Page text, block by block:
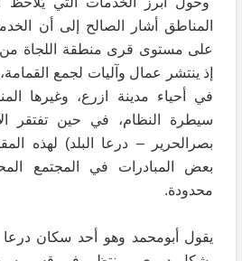
المناطق أشار الصالح إلى أن
على مستوى قرى منطقة اللجاة من
إذ ينتشر عمال وآليات لجمع
في أحياء مدينة ازرع، وغيرها
سيطرة النظام، في حين تفتقر
بصرالحرير – درعا البلد) لهذه
بعض المبادرات في المجتمع
محدودة.
يقول أبومحمد وهو أحد سكان درعا